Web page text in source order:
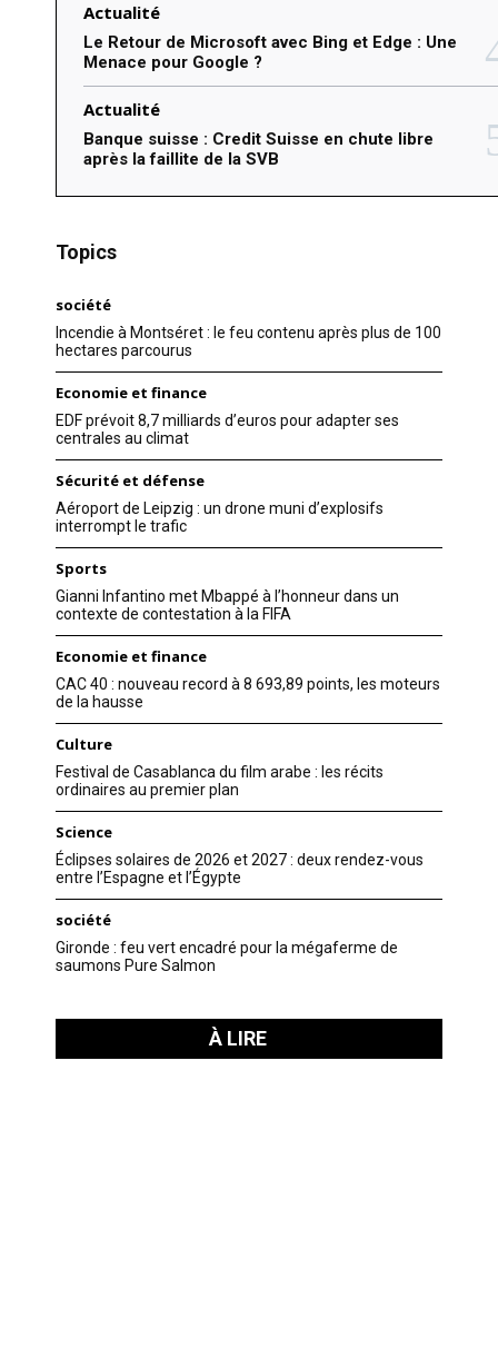
Actualité
Le Retour de Microsoft avec Bing et Edge : Une
Menace pour Google ?
Actualité
Banque suisse : Credit Suisse en chute libre
après la faillite de la SVB
Topics
société
Incendie à Montséret : le feu contenu après plus de 100
hectares parcourus
Economie et finance
EDF prévoit 8,7 milliards d’euros pour adapter ses
centrales au climat
Sécurité et défense
Aéroport de Leipzig : un drone muni d’explosifs
interrompt le trafic
Sports
Gianni Infantino met Mbappé à l’honneur dans un
contexte de contestation à la FIFA
Economie et finance
CAC 40 : nouveau record à 8 693,89 points, les moteurs
de la hausse
Culture
Festival de Casablanca du film arabe : les récits
ordinaires au premier plan
Science
Éclipses solaires de 2026 et 2027 : deux rendez-vous
entre l’Espagne et l’Égypte
société
Gironde : feu vert encadré pour la mégaferme de
saumons Pure Salmon
À LIRE